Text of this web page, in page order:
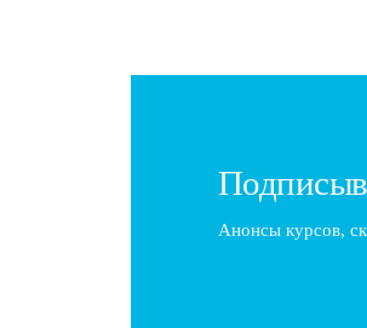
Анонсы курсов,